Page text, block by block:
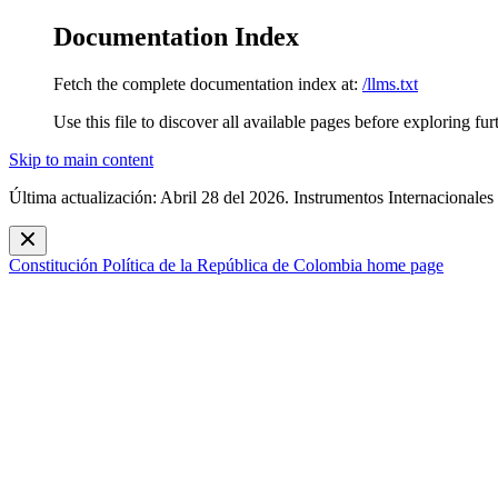
Documentation Index
Fetch the complete documentation index at: /llms.txt
Use this file to discover all available pages before exploring
Skip to main content
Última actualización: Abril 28 del 2026. Instrumentos Internacionales
Constitución Política de la República de Colombia home page